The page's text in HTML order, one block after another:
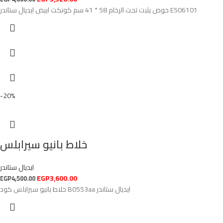
حوض يثبت تحت الرخام 58 * 41 سم كونكت ابيض ايديال ستاندر E506101
-20%
خلاط بانيو سيرابلس
ايديال ستاندر
EGP4,500.00EGP3,600.00
خلاط بانيو سيرابلس كود B0553aa ايديال ستاندر